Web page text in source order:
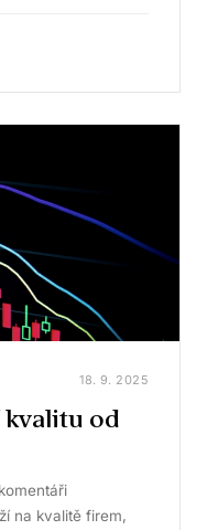
18. 9. 2025
kvalitu od
na kvalitě firem,